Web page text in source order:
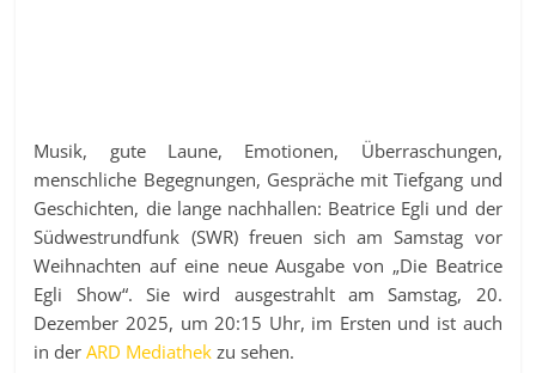
Musik, gute Laune, Emotionen, Überraschungen,
menschliche Begegnungen, Gespräche mit Tiefgang und
Geschichten, die lange nachhallen: Beatrice Egli und der
Südwestrundfunk (SWR) freuen sich am Samstag vor
Weihnachten auf eine neue Ausgabe von „Die Beatrice
Egli Show“. Sie wird ausgestrahlt am Samstag, 20.
Dezember 2025, um 20:15 Uhr, im Ersten und ist auch
in derARD Mediathek zu sehen.